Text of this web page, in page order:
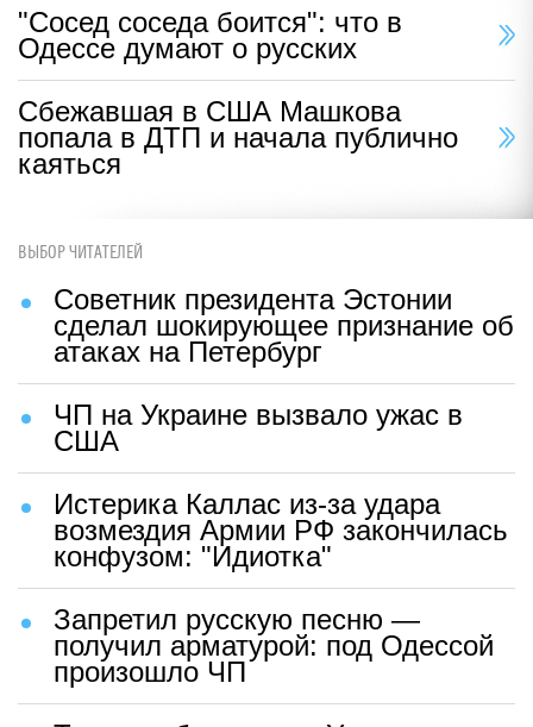
"Сосед соседа боится": что в
Одессе думают о русских
Сбежавшая в США Машкова
попала в ДТП и начала публично
каяться
ВЫБОР ЧИТАТЕЛЕЙ
Советник президента Эстонии
сделал шокирующее признание об
атаках на Петербург
ЧП на Украине вызвало ужас в
США
Истерика Каллас из-за удара
возмездия Армии РФ закончилась
конфузом: "Идиотка"
Запретил русскую песню —
получил арматурой: под Одессой
произошло ЧП